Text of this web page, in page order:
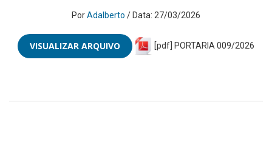
PorAdalberto / Data: 27/03/2026
VISUALIZAR ARQUIVO [pdf] PORTARIA 009/2026